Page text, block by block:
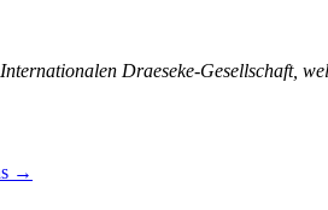
Draeseke-Gesellschaft,
→